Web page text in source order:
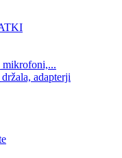
adapterji